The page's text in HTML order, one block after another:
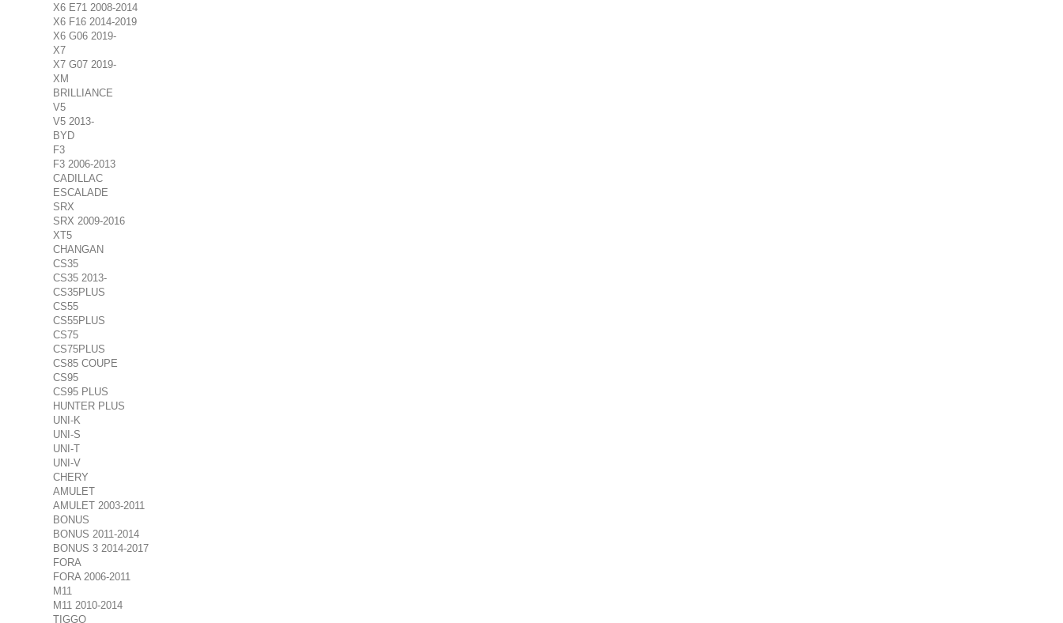
X6 E71 2008-2014
X6 F16 2014-2019
X6 G06 2019-
X7
X7 G07 2019-
XM
BRILLIANCE
V5
V5 2013-
BYD
F3
F3 2006-2013
CADILLAC
ESCALADE
SRX
SRX 2009-2016
XT5
CHANGAN
CS35
CS35 2013-
CS35PLUS
CS55
CS55PLUS
CS75
CS75PLUS
CS85 COUPE
CS95
CS95 PLUS
HUNTER PLUS
UNI-K
UNI-S
UNI-T
UNI-V
CHERY
AMULET
AMULET 2003-2011
BONUS
BONUS 2011-2014
BONUS 3 2014-2017
FORA
FORA 2006-2011
M11
M11 2010-2014
TIGGO